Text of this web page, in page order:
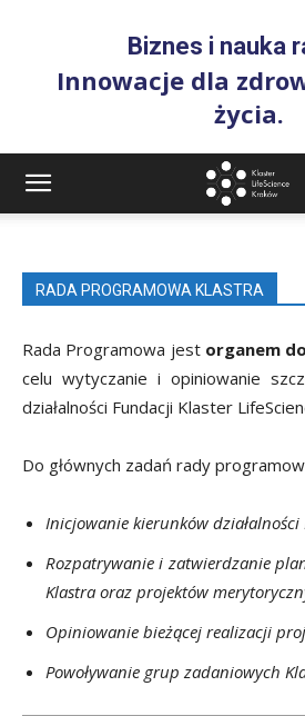
Biznes i nauka
Innowacje dla
życia.
RADA PROGRAMOWA KLASTRA
Rada Programowa jest organem
celu wytyczanie i opiniowanie
działalności Fundacji Klaster
Do głównych zadań rady
Inicjowanie kierunków
Rozpatrywanie i zatwierdzanie
Klastra oraz projektów
Opiniowanie bieżącej realizacji
Powoływanie grup zadaniowych